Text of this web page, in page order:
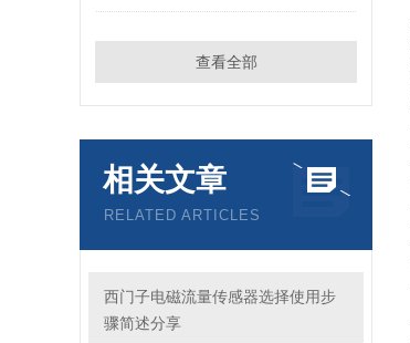
查看全部
相关文章
RELATED ARTICLES
西门子电磁流量传感器选择使用步
骤简述分享